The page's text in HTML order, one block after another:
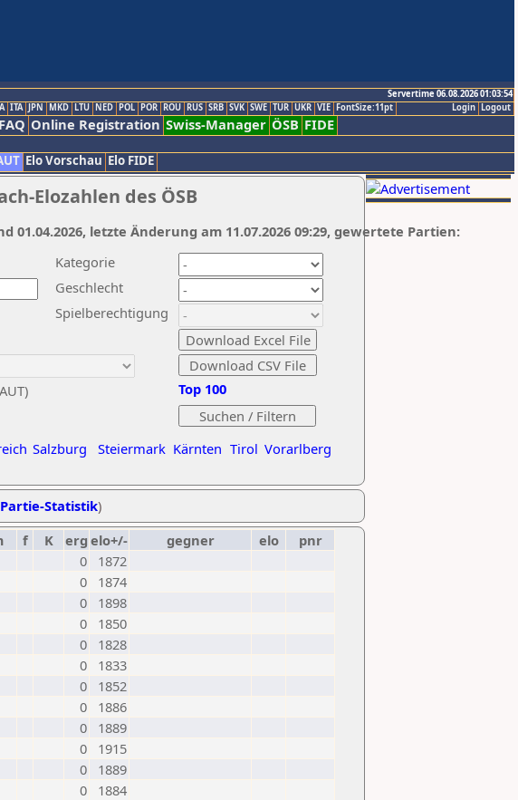
Servertime 06.08.2026 01:03:54
Logout
Login
ITA JPN MKD LTU NED POL POR ROU RUS SRB SVK SWE TUR UKR VIE FontSize:11pt
FAQ Online Registration Swiss-Manager ÖSB FIDE
Elo Vorschau Elo FIDE
Elozahlen des ÖSB
Kategorie
Geschlecht
Spielberechtigung
Salzburg Steiermark Kärnten Tirol Vorarlberg
Top 100
01.04.2026, letzte Änderung am 11.07.2026 09:29, gewertete Partien:
Statistik)
f K erg elo+/- gegner elo
pnr
0
1872
0
1874
0
1898
0
1850
0
1828
0
1833
0
1852
0
1886
0
1889
0
1915
0
1889
0
1884